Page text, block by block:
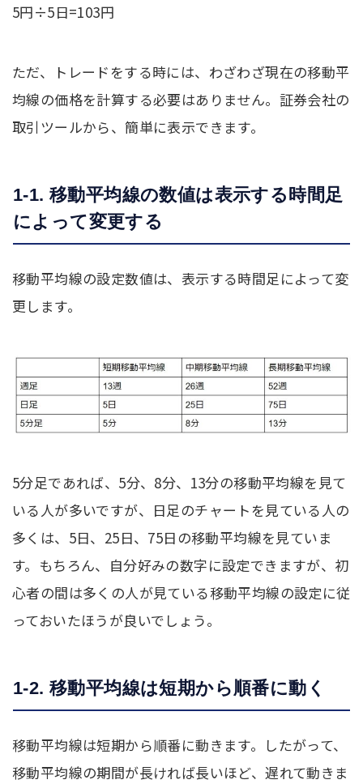
5円÷5日=103円
ただ、トレードをする時には、わざわざ現在の移動平
均線の価格を計算する必要はありません。証券会社の
取引ツールから、簡単に表示できます。
1-1. 移動平均線の数値は表示する時間足
によって変更する
移動平均線の設定数値は、表示する時間足によって変
更します。
5分足であれば、5分、8分、13分の移動平均線を見て
いる人が多いですが、日足のチャートを見ている人の
多くは、5日、25日、75日の移動平均線を見ていま
す。もちろん、自分好みの数字に設定できますが、初
心者の間は多くの人が見ている移動平均線の設定に従
っておいたほうが良いでしょう。
1-2. 移動平均線は短期から順番に動く
移動平均線は短期から順番に動きます。したがって、
移動平均線の期間が長ければ長いほど、遅れて動きま